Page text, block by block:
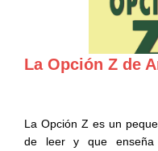
La Opción Z de
La Opción Z es un
de leer y que